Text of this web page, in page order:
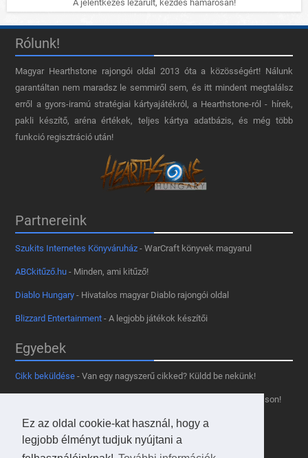
Ez az oldal cookie-kat használ, hogy a
legjobb élményt tudjuk nyújtani a
A jelentkezés lezárult, kezdés hamarosan!
Rólunk!
Magyar Hearthstone​ rajongói oldal 2013 óta a közösségért! Nálunk
garantáltan nem maradsz le semmiről sem, és itt mindent megtalálsz
erről a gyors-iramú stratégiai kártyajátékról, a Hearthstone-ról - hírek,
pakli készítő, aréna értékek, teljes kártya adatbázis, és még több
funkció regisztráció után!
Partnereink
Szukits Internetes Könyváruház - WarCraft könyvek magyarul
ABCkitűző.hu - Minden, ami kitűző!
Diablo Hungary - Hivatalos magyar Diablo rajongói oldal
Blizzard Entertainment - A legjobb játékok készítői
Egyebek
Cikk beküldése - Van egy nagyszerű cikked? Küldd be nekünk!
- Tetszik az oldal? Segíts, hogy fennmaradhasson!
Kapcsolat, médiaajánlat- Lépj velünk kapcsolatba!
Használd a tooltipünket- A saját oldaladon is!